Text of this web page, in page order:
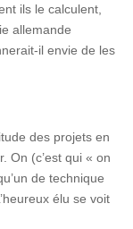
ils le calculent,
allemande
il envie de les
des projets en
On (c’est qui « on
de technique
élu se voit